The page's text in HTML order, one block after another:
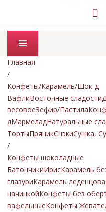
Главная
/
Конфеты/Карамель/Шок-д
ВафлиВосточные сладости
весовоеЗефир/Пастила
дМармеладНатуральные
ТортыПряникСнэкиСушка,
/
Конфеты шоколадные
БатончикиИрисКарамель
глазуриКарамель
начинкойКонфеты без
вафельныеКонфеты